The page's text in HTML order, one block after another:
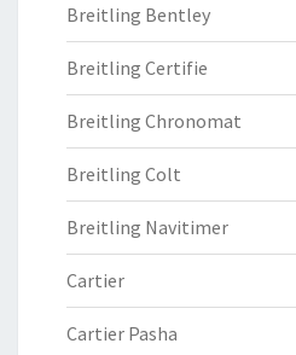
Breitling Bentley
Breitling Certifie
Breitling Chronomat
Breitling Colt
Breitling Navitimer
Cartier
Cartier Pasha